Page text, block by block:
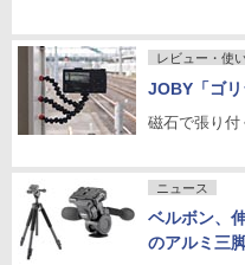
レビュー・使
JOBY「ゴリ
磁石で張り付
ニュース
ベルボン、
のアルミ三